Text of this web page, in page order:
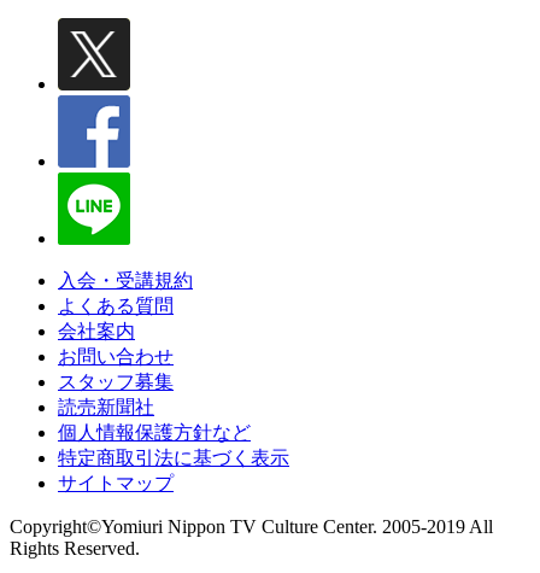
入会・受講規約
よくある質問
会社案内
お問い合わせ
スタッフ募集
読売新聞社
個人情報保護方針など
特定商取引法に基づく表示
サイトマップ
Copyright©Yomiuri Nippon TV Culture Center. 2005-2019 All
Rights Reserved.